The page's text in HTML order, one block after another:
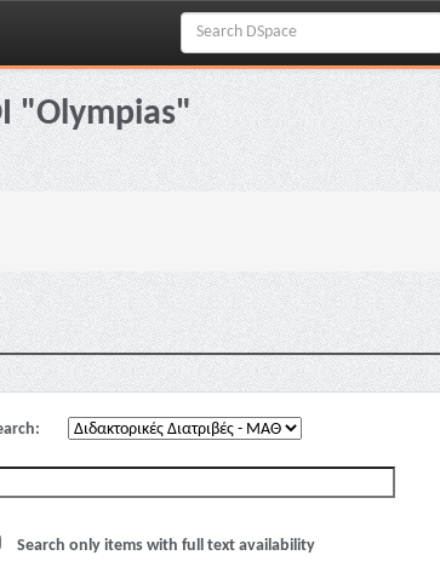
"Olympias"
Search only items with full text availability